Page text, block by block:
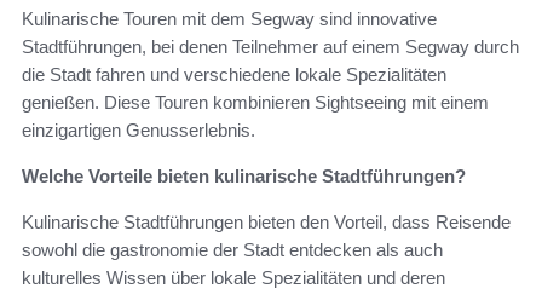
Kulinarische Touren mit dem Segway sind innovative
Stadtführungen, bei denen Teilnehmer auf einem Segway durch
die Stadt fahren und verschiedene lokale Spezialitäten
genießen. Diese Touren kombinieren Sightseeing mit einem
einzigartigen Genusserlebnis.
Welche Vorteile bieten kulinarische Stadtführungen?
Kulinarische Stadtführungen bieten den Vorteil, dass Reisende
sowohl die gastronomie der Stadt entdecken als auch
kulturelles Wissen über lokale Spezialitäten und deren